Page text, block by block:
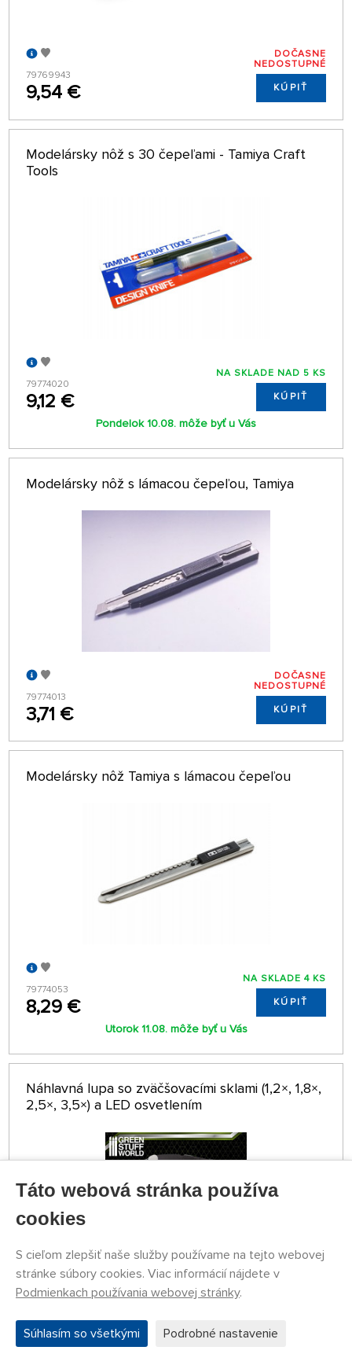
79769943
9,54 €
DOČASNE
NEDOSTUPNÉ
KÚPIŤ
Modelársky nôž s 30 čepeľami - Tamiya Craft
Tools
79774020
9,12 €
NA SKLADE NAD 5 KS
KÚPIŤ
Pondelok 10.08. môže byť u Vás
Modelársky nôž s lámacou čepeľou, Tamiya
79774013
3,71 €
DOČASNE
NEDOSTUPNÉ
KÚPIŤ
Modelársky nôž Tamiya s lámacou čepeľou
79774053
8,29 €
NA SKLADE 4 KS
KÚPIŤ
Utorok 11.08. môže byť u Vás
Náhlavná lupa so zväčšovacími sklami (1,2×, 1,8×,
2,5×, 3,5×) a LED osvetlením
GSW8436574507447ES
27,87 € KÚPIŤ
Táto webová stránka používa
cookies
S cieľom zlepšiť naše služby používame na tejto webovej
stránke súbory cookies. Viac informácií nájdete v
Podmienkach používania webovej stránky.
Súhlasím so všetkými Podrobné nastavenie